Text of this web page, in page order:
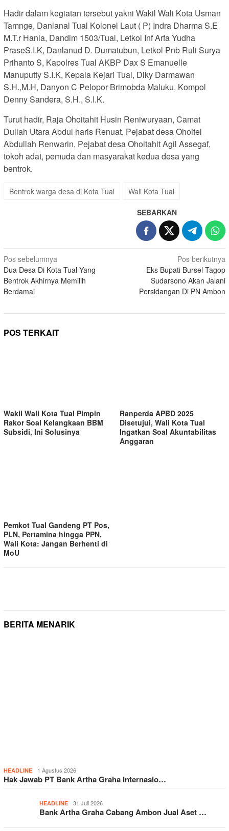
Hadir dalam kegiatan tersebut yakni Wakil Wali Kota Usman
Tamnge, Danlanal Tual Kolonel Laut ( P) Indra Dharma S.E
M.T.r Hanla, Dandim 1503/Tual, Letkol Inf Arfa Yudha
PraseS.I.K, Danlanud D. Dumatubun, Letkol Pnb Ruli Surya
Prihanto S, Kapolres Tual AKBP Dax S Emanuelle
Manuputty S.I.K, Kepala Kejari Tual, Diky Darmawan
S.H.,M.H, Danyon C Pelopor Brimobda Maluku, Kompol
Denny Sandera, S.H., S.I.K.
Turut hadir, Raja Ohoitahit Husin Reniwuryaan, Camat
Dullah Utara Abdul haris Renuat, Pejabat desa Ohoitel
Abdullah Renwarin, Pejabat desa Ohoitahit Agil Assegaf,
tokoh adat, pemuda dan masyarakat kedua desa yang
bentrok.
Bentrok warga desa di Kota Tual Wali Kota Tual
SEBARKAN
Navigasi
pos
Pos sebelumnya
Dua Desa Di Kota Tual Yang
Bentrok Akhirnya Memilih
Berdamai
Pos berikutnya
Eks Bupati Bursel Tagop
Sudarsono Akan Jalani
Persidangan Di PN Ambon
POS TERKAIT
Wakil Wali Kota Tual Pimpin
Rakor Soal Kelangkaan BBM
Subsidi, Ini Solusinya
Ranperda APBD 2025
Disetujui, Wali Kota Tual
Ingatkan Soal Akuntabilitas
Anggaran
Pemkot Tual Gandeng PT Pos,
PLN, Pertamina hingga PPN,
Wali Kota: Jangan Berhenti di
MoU
BERITA MENARIK
HEADLINE 1 Agustus 2026
Hak Jawab PT Bank Artha Graha Internasio…
HEADLINE 31 Juli 2026
Bank Artha Graha Cabang Ambon Jual Aset …